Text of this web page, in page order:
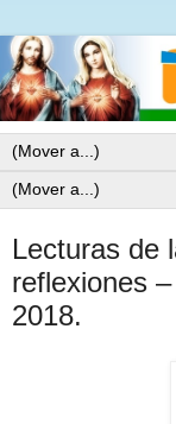
Lecturas de
reflexiones
2018.